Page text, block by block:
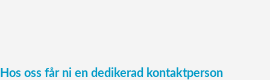
Hos oss får ni en dedikerad kontaktperson